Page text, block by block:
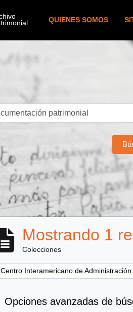
QUIENES SOMOS
Mostrando 1
Colecciones
Remove filter:
Centro Interamericano de
Opciones avanzadas de